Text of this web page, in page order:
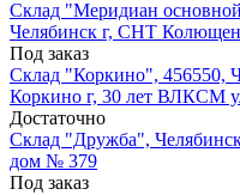
Склад "Меридиан
Челябинск г, СНТ
Под заказ
Склад "Коркино", 456550,
Коркино г, 30 лет ВЛКСМ
Достаточно
Склад "Дружба",
дом № 379
Под заказ